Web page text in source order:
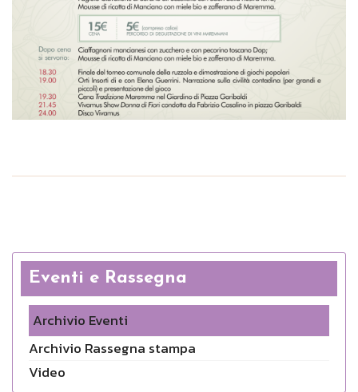
Eventi e Rassegna
Archivio Eventi
Archivio Rassegna stampa
Video